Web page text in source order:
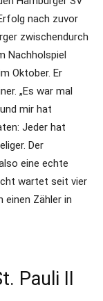
nach zuvor
zwischendurch
Nachholspiel
Oktober. Er
„Es war mal
mir hat
Jeder hat
Der
eine echte
wartet seit vier
einen Zähler in
Pauli II